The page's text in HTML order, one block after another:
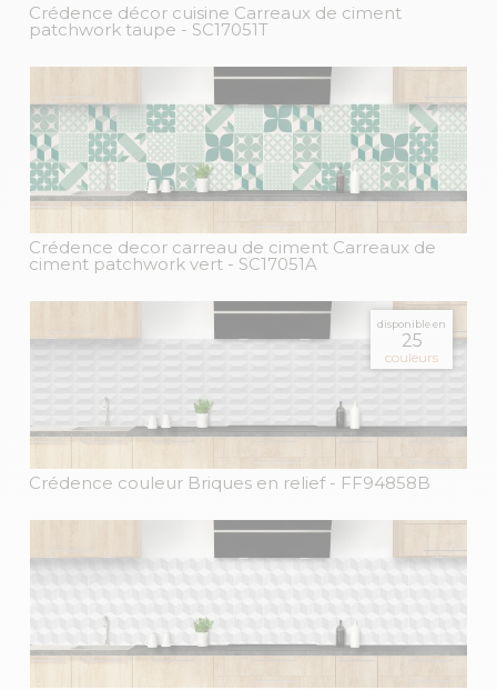
Crédence décor cuisine Carreaux de ciment
patchwork taupe - SC17051T
Crédence decor carreau de ciment Carreaux de
ciment patchwork vert - SC17051A
disponible en
25
couleurs
Crédence couleur Briques en relief - FF94858B